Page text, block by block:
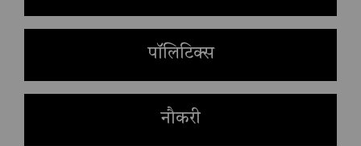
पॉलिटिक्स
नौकरी